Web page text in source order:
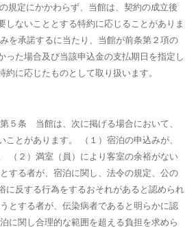
定にかかわらず、当館は、契約の成立後
しないこととする特約に応じることがありま
を承諾するに当たり、当館が前条第２項の
った場合及び当該申込金の支払期日を指定し
約に応じたものとして取り扱います。
第５条 当館は、次に掲げる場合において、
ことがあります。 （１）宿泊の申込みが、
（２）満室（員）により客室の余裕がない
する者が、宿泊に関し、法令の規定、公の
反する行為をするおそれがあると認められ
とする者が、伝染病者であると明らかに認
に関し合理的な範囲を超える負担を求めら